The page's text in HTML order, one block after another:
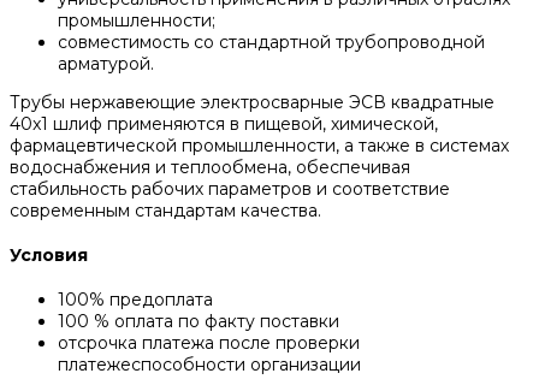
промышленности;
совместимость со стандартной трубопроводной
арматурой.
Трубы нержавеющие электросварные ЭСВ квадратные
40x1 шлиф применяются в пищевой, химической,
фармацевтической промышленности, а также в системах
водоснабжения и теплообмена, обеспечивая
стабильность рабочих параметров и соответствие
современным стандартам качества.
Условия
100% предоплата
100 % оплата по факту поставки
отсрочка платежа после проверки
платежеспособности организации